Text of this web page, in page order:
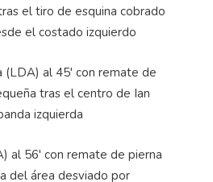
el tiro de esquina cobrado
el costado izquierdo
(LDA) al 45' con remate de
tras el centro de Ian
izquierda
al 56' con remate de pierna
del área desviado por